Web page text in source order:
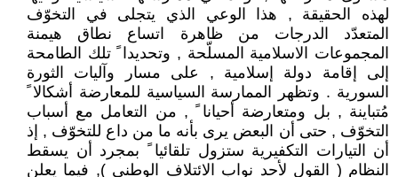
لهذه الحقيقة , هذا الوعي الذي يتجلى في التخوّف
المتعدّد الدرجات من ظاهرة اتساع نطاق هيمنة
المجموعات الاسلامية المسلّحة , وتحديدا ً تلك الطامحة
إلى إقامة دولة إسلامية , على مسار وآليات الثورة
السورية . وتظهر الممارسة السياسية للمعارضة أشكالا ً
مُتباينة , بل ومتعارضة أحيانا ً , من التعامل مع أسباب
التخوّف , حتى أن البعض يرى بأنه ما من داع للتخوّف , إذ
أن التيارات التكفيرية ستزول تلقائيا ً بمجرد أن يسقط
النظام ( القول لأحد نواب الائتلاف الوطني ), فيما يعلن